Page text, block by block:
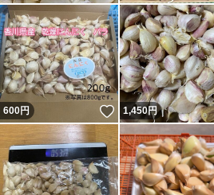
600円 いいね！
1,450円